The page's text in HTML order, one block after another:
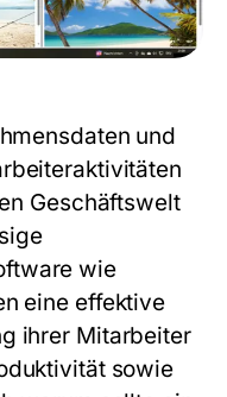
und
Geschäftswelt
wie
eine effektive
ihrer Mitarbeiter
sowie